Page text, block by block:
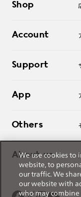
サングラス
コンタクトレンズ
アクセサリー
Shop
オンラインショップ
Account
ログアウト
Support
よくあるご質問
お問い合わせ
App
Others
レンズ交換
オンラインギフト
価格案内
About us
Magnify Life
会社概要
We use cookies to
website, to
our traffic. We
our website with
who may